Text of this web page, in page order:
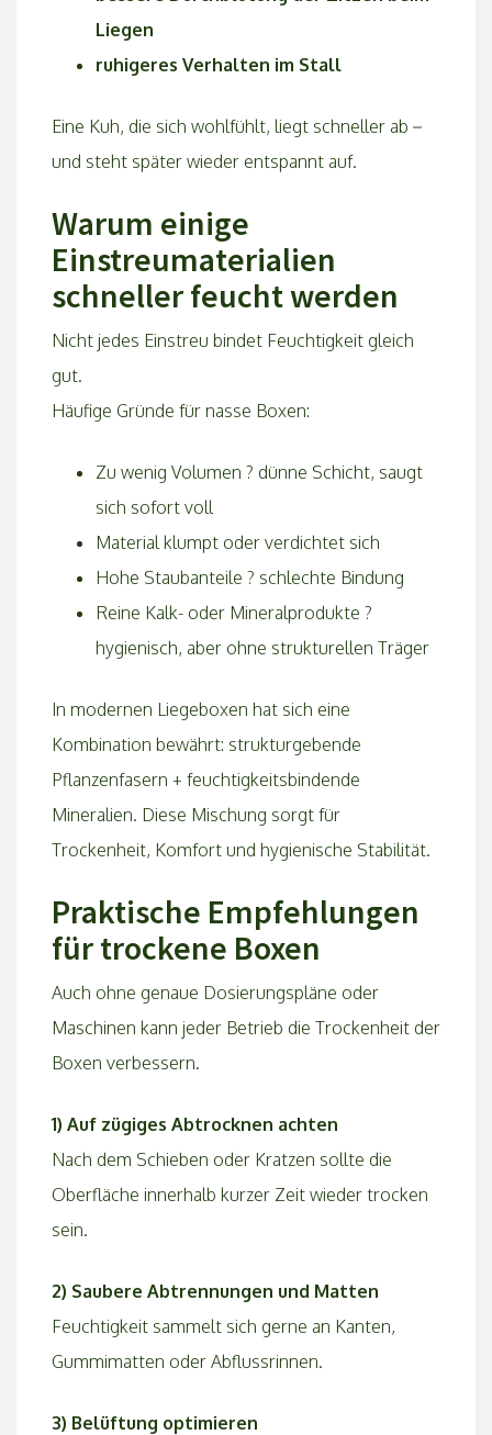
Liegen
ruhigeres Verhalten im Stall
Eine Kuh, die sich wohlfühlt, liegt schneller ab –
und steht später wieder entspannt auf.
Warum einige
Einstreumaterialien
schneller feucht werden
Nicht jedes Einstreu bindet Feuchtigkeit gleich
gut.
Häufige Gründe für nasse Boxen:
Zu wenig Volumen ? dünne Schicht, saugt
sich sofort voll
Material klumpt oder verdichtet sich
Hohe Staubanteile ? schlechte Bindung
Reine Kalk- oder Mineralprodukte ?
hygienisch, aber ohne strukturellen Träger
In modernen Liegeboxen hat sich eine
Kombination bewährt: strukturgebende
Pflanzenfasern + feuchtigkeitsbindende
Mineralien. Diese Mischung sorgt für
Trockenheit, Komfort und hygienische Stabilität.
Praktische Empfehlungen
für trockene Boxen
Auch ohne genaue Dosierungspläne oder
Maschinen kann jeder Betrieb die Trockenheit der
Boxen verbessern.
1) Auf zügiges Abtrocknen achten
Nach dem Schieben oder Kratzen sollte die
Oberfläche innerhalb kurzer Zeit wieder trocken
sein.
2) Saubere Abtrennungen und Matten
Feuchtigkeit sammelt sich gerne an Kanten,
Gummimatten oder Abflussrinnen.
3) Belüftung optimieren